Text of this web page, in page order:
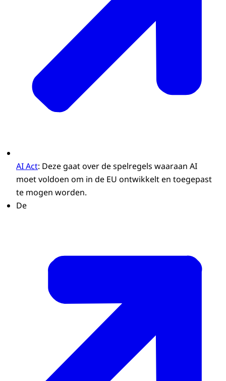
AI Act: Deze gaat over de spelregels waaraan AI
moet voldoen om in de EU ontwikkelt en toegepast
te mogen worden.
De